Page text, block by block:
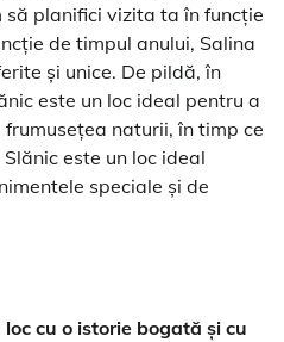
să planifici vizita ta în funcție
de timpul anului, Salina
și unice. De pildă, în
este un loc ideal pentru a
naturii, în timp ce
este un loc ideal
speciale și de
cu o istorie bogată și cu